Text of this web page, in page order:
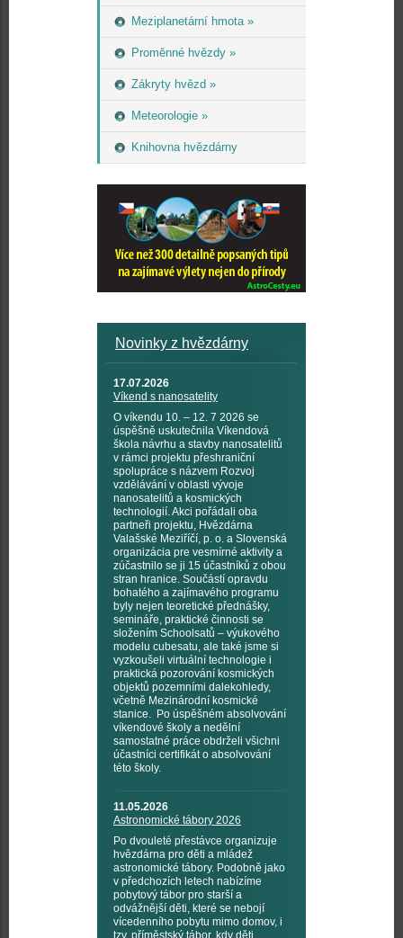
Meziplanetární hmota »
Proměnné hvězdy »
Zákryty hvězd »
Meteorologie »
Knihovna hvězdárny
Novinky z hvězdárny
17.07.2026
Víkend s nanosatelity
O víkendu 10. – 12. 7 2026 se
úspěšně uskutečnila Víkendová
škola návrhu a stavby nanosatelitů
v rámci projektu přeshraniční
spolupráce s názvem Rozvoj
vzdělávání v oblasti vývoje
nanosatelitů a kosmických
technologií. Akci pořádali oba
partneři projektu, Hvězdárna
Valašské Meziříčí, p. o. a Slovenská
organizácia pre vesmírné aktivity a
zúčastnilo se ji 15 účastníků z obou
stran hranice. Součástí opravdu
bohatého a zajímavého programu
byly nejen teoretické přednášky,
semináře, praktické činnosti se
složením Schoolsatů – výukového
modelu cubesatu, ale také jsme si
vyzkoušeli virtuální technologie i
praktická pozorování kosmických
objektů pozemními dalekohledy,
včetně Mezinárodní kosmické
stanice. Po úspěšném absolvování
víkendové školy a nedělní
samostatné práce obdrželi všichni
účastníci certifikát o absolvování
této školy.
11.05.2026
Astronomické tábory 2026
Po dvouleté přestávce organizuje
hvězdárna pro děti a mládež
astronomické tábory. Podobně jako
v předchozích letech nabízíme
pobytový tábor pro starší a
odvážnější děti, které se nebojí
vícedenního pobytu mimo domov, i
tzv. příměstský tábor, kdy děti